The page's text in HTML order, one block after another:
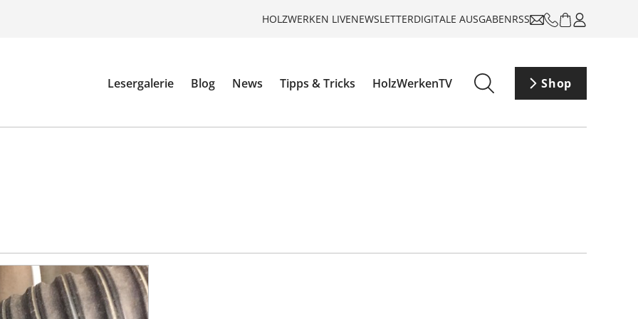
HOLZWERKEN LIVENEWSLETTERDIGITALE AUSGABENRSS
Lesergalerie Blog News Tipps & Tricks HolzWerkenTV Shop